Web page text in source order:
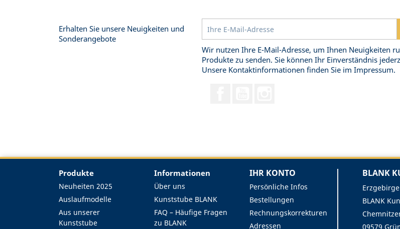
Erhalten Sie unsere Neuigkeiten und
Sonderangebote
Wir nutzen Ihre E-Mail-Adresse, um Ihnen Neuigkeiten
Produkte zu senden. Sie können Ihr Einverständnis
Unsere Kontaktinformationen finden Sie im Impressum.
Produkte
Neuheiten 2025
Auslaufmodelle
Aus unserer
Kunststube
Informationen
Über uns
Kunststube BLANK
FAQ – Häufige Fragen
zu BLANK
IHR KONTO
Persönliche Infos
Bestellungen
Rechnungskorrekturen
Adressen
BLANK
BLANK
09579